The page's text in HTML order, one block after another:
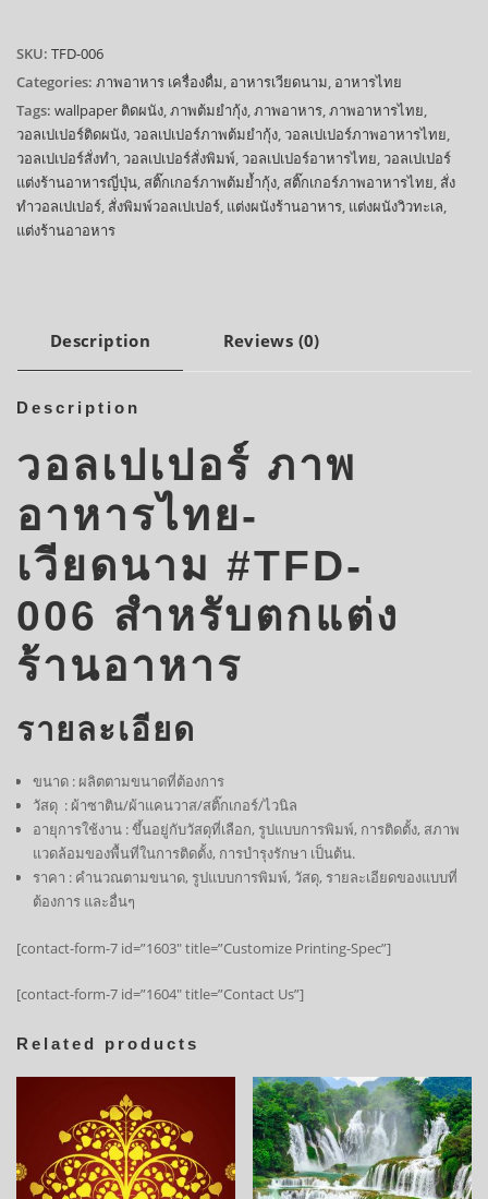
SKU: TFD-006
Categories: ภาพอาหาร เครื่องดื่ม, อาหารเวียดนาม, อาหารไทย
Tags: wallpaper ติดผนัง,ภาพต้มยำกุ้ง,ภาพอาหาร,ภาพอาหารไทย,
วอลเปเปอร์ติดผนัง, วอลเปเปอร์ภาพต้มยำกุ้ง, วอลเปเปอร์ภาพอาหารไทย,
วอลเปเปอร์สั่งทำ, วอลเปเปอร์สั่งพิมพ์, วอลเปเปอร์อาหารไทย, วอลเปเปอร์
แต่งร้านอาหารญี่ปุ่น, สติ๊กเกอร์ภาพต้มย้ำกุ้ง, สติ๊กเกอร์ภาพอาหารไทย, สั่ง
ทำวอลเปเปอร์, สั่งพิมพ์วอลเปเปอร์, แต่งผนังร้านอาหาร, แต่งผนังวิวทะเล,
แต่งร้านอาอหาร
Description Reviews (0)
Description
วอลเปเปอร์ ภาพ
อาหารไทย-
เวียดนาม #TFD-
006 สำหรับตกแต่ง
ร้านอาหาร
รายละเอียด
ขนาด : ผลิตตามขนาดที่ต้องการ
วัสดุ : ผ้าซาติน/ผ้าแคนวาส/สติ๊กเกอร์/ไวนิล
อายุการใช้งาน : ขึ้นอยู่กับวัสดุที่เลือก, รูปแบบการพิมพ์, การติดตั้ง, สภาพ
แวดล้อมของพื้นที่ในการติดตั้ง, การบำรุงรักษา เป็นต้น.
ราคา : คำนวณตามขนาด, รูปแบบการพิมพ์, วัสดุ, รายละเอียดของแบบที่
ต้องการ และอื่นๆ
[contact-form-7 id=”1603″ title=”Customize Printing-Spec”]
[contact-form-7 id=”1604″ title=”Contact Us”]
Related products